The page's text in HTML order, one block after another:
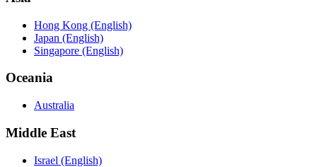
Hong Kong (English)
Japan (English)
Singapore (English)
Oceania
Australia
Middle East
Israel (English)